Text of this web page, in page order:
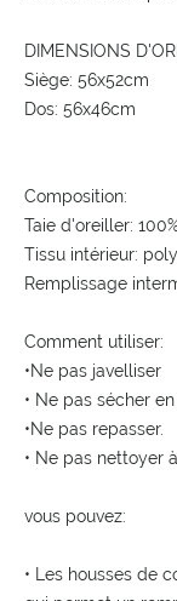
DIMENSIONS
Siège: 56x52cm
Dos: 56x46cm
Composition:
Taie d'oreiller:
Tissu intérieur:
Remplissage
Comment utiliser:
•Ne pas javelliser
• Ne pas sécher
•Ne pas repasser.
• Ne pas nettoyer
vous pouvez:
• Les housses de